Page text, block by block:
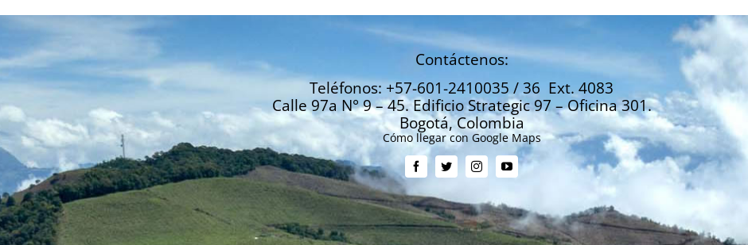
Contáctenos:
Teléfonos: +57-601-2410035 / 36 Ext. 4083
Calle 97a N° 9 – 45. Edificio Strategic 97 – Oficina 301.
Bogotá, Colombia
Cómo llegar con Google Maps